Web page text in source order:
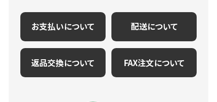
お支払いについて 配送について
返品交換について FAX注文について